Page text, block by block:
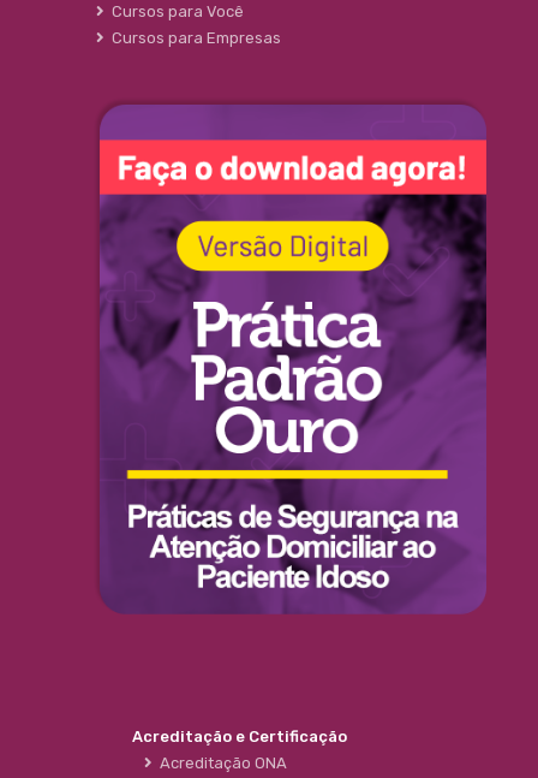
Cursos para Você
Cursos para Empresas
Acreditação e Certificação
Acreditação ONA